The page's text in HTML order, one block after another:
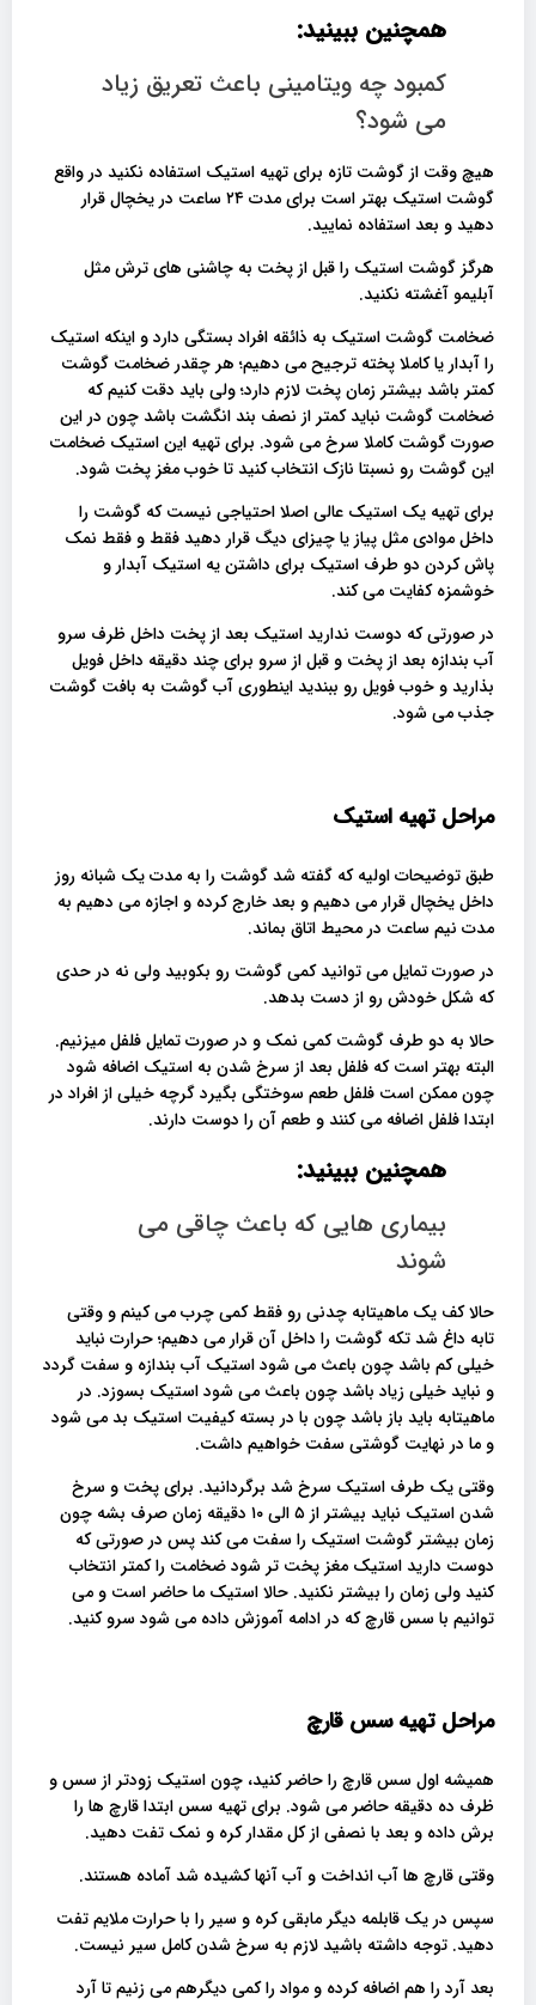
همچنین ببینید:
کمبود چه ویتامینی باعث تعریق زیاد
می شود؟
هیچ وقت از گوشت تازه برای تهیه استیک استفاده نکنید در واقع
گوشت استیک بهتر است برای مدت ۲۴ ساعت در یخچال قرار
دهید و بعد استفاده نمایید.
هرگز گوشت استیک را قبل از پخت به چاشنی های ترش مثل
آبلیمو آغشته نکنید.
ضخامت گوشت استیک به ذائقه افراد بستگی دارد و اینکه استیک
را آبدار یا کاملا پخته ترجیح می دهیم؛ هر چقدر ضخامت گوشت
کمتر باشد بیشتر زمان پخت لازم دارد؛ ولی باید دقت کنیم که
ضخامت گوشت نباید کمتر از نصف بند انگشت باشد چون در این
صورت گوشت کاملا سرخ می شود. برای تهیه این استیک ضخامت
این گوشت رو نسبتا نازک انتخاب کنید تا خوب مغز پخت شود.
برای تهیه یک استیک عالی اصلا احتیاجی نیست که گوشت را
داخل موادی مثل پیاز یا چیزای دیگ قرار دهید فقط و فقط نمک
پاش کردن دو طرف استیک برای داشتن یه استیک آبدار و
خوشمزه کفایت می کند.
در صورتی که دوست ندارید استیک بعد از پخت داخل ظرف سرو
آب بندازه بعد از پخت و قبل از سرو برای چند دقیقه داخل فویل
بذارید و خوب فویل رو ببندید اینطوری آب گوشت به بافت گوشت
جذب می شود.
مراحل تهیه استیک
طبق توضیحات اولیه که گفته شد گوشت را به مدت یک شبانه روز
داخل یخچال قرار می دهیم و بعد خارج کرده و اجازه می دهیم به
مدت نیم ساعت در محیط اتاق بماند.
در صورت تمایل می توانید کمی گوشت رو بکوبید ولی نه در حدی
که شکل خودش رو از دست بدهد.
حالا به دو طرف گوشت کمی نمک و در صورت تمایل فلفل میزنیم.
البته بهتر است که فلفل بعد از سرخ شدن به استیک اضافه شود
چون ممکن است فلفل طعم سوختگی بگیرد گرچه خیلی از افراد در
ابتدا فلفل اضافه می کنند و طعم آن را دوست دارند.
همچنین ببینید:
بیماری هایی که باعث چاقی می
شوند
حالا کف یک ماهیتابه چدنی رو فقط کمی چرب می کینم و وقتی
تابه داغ شد تکه گوشت را داخل آن قرار می دهیم؛ حرارت نباید
خیلی کم باشد چون باعث می شود استیک آب بندازه و سفت گردد
و نباید خیلی زیاد باشد چون باعث می شود استیک بسوزد. در
ماهیتابه باید باز باشد چون با در بسته کیفیت استیک بد می شود
و ما در نهایت گوشتی سفت خواهیم داشت.
وقتی یک طرف استیک سرخ شد برگردانید. برای پخت و سرخ
شدن استیک نباید بیشتر از ۵ الی ۱۰ دقیقه زمان صرف بشه چون
زمان بیشتر گوشت استیک را سفت می کند پس در صورتی که
دوست دارید استیک مغز پخت تر شود ضخامت را کمتر انتخاب
کنید ولی زمان را بیشتر نکنید. حالا استیک ما حاضر است و می
توانیم با سس قارچ که در ادامه آموزش داده می شود سرو کنید.
مراحل تهیه سس قارچ
همیشه اول سس قارچ را حاضر کنید، چون استیک زودتر از سس و
ظرف ده دقیقه حاضر می شود. برای تهیه سس ابتدا قارچ ها را
برش داده و بعد با نصفی از کل مقدار کره و نمک تفت دهید.
وقتی قارچ ها آب انداخت و آب آنها کشیده شد آماده هستند.
سپس در یک قابلمه دیگر مابقی کره و سیر را با حرارت ملایم تفت
دهید. توجه داشته باشید لازم به سرخ شدن کامل سیر نیست.
بعد آرد را هم اضافه کرده و مواد را کمی دیگرهم می زنیم تا آرد